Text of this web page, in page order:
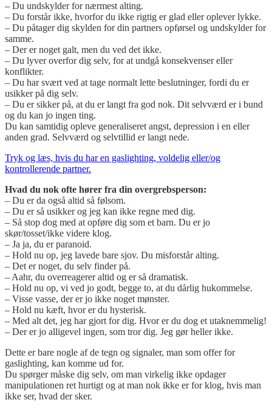
– Du undskylder for nærmest alting.
– Du forstår ikke, hvorfor du ikke rigtig er glad eller oplever lykke.
– Du påtager dig skylden for din partners opførsel og undskylder for
samme.
– Der er noget galt, men du ved det ikke.
– Du lyver overfor dig selv, for at undgå konsekvenser eller
konflikter.
– Du har svært ved at tage normalt lette beslutninger, fordi du er
usikker på dig selv.
– Du er sikker på, at du er langt fra god nok. Dit selvværd er i bund
og du kan jo ingen ting.
Du kan samtidig opleve generaliseret angst, depression i en eller
anden grad. Selvværd og selvtillid er langt nede.
Tryk og læs, hvis du har en gaslighting, voldelig eller/og
kontrollerende partner.
Hvad du nok ofte hører fra din overgrebsperson:
– Du er da også altid så følsom.
– Du er så usikker og jeg kan ikke regne med dig.
– Så stop dog med at opføre dig som et barn. Du er jo
skør/tosset/ikke videre klog.
– Ja ja, du er paranoid.
– Hold nu op, jeg lavede bare sjov. Du misforstår alting.
– Det er noget, du selv finder på.
– Aahr, du overreagerer altid og er så dramatisk.
– Hold nu op, vi ved jo godt, begge to, at du dårlig hukommelse.
– Visse vasse, der er jo ikke noget mønster.
– Hold nu kæft, hvor er du hysterisk.
– Med alt det, jeg har gjort for dig. Hvor er du dog et utaknemmelig!
– Der er jo alligevel ingen, som tror dig. Jeg gør heller ikke.
Dette er bare nogle af de tegn og signaler, man som offer for
gaslighting, kan komme ud for.
Du spørger måske dig selv, om man virkelig ikke opdager
manipulationen ret hurtigt og at man nok ikke er for klog, hvis man
ikke ser, hvad der sker.